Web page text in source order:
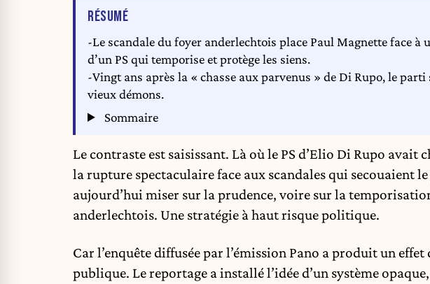
RÉSUMÉDE L'ARTICLE
-Le scandale du foyer anderlechtois place Paul Magnette face à
d’un PS qui temporise et protège les siens.
-Vingt ans après la « chasse aux parvenus » de Di Rupo, le
vieux démons.
Sommaire
Le contraste est saisissant. Là où le PS d’Elio Di Rupo avait
la rupture spectaculaire face aux scandales qui secouaient
aujourd’hui miser sur la prudence, voire sur la
anderlechtois. Une stratégie à haut risque politique.
Car l’enquête diffusée par l’émission Pano a produit un
publique. Le reportage a installé l’idée d’un système